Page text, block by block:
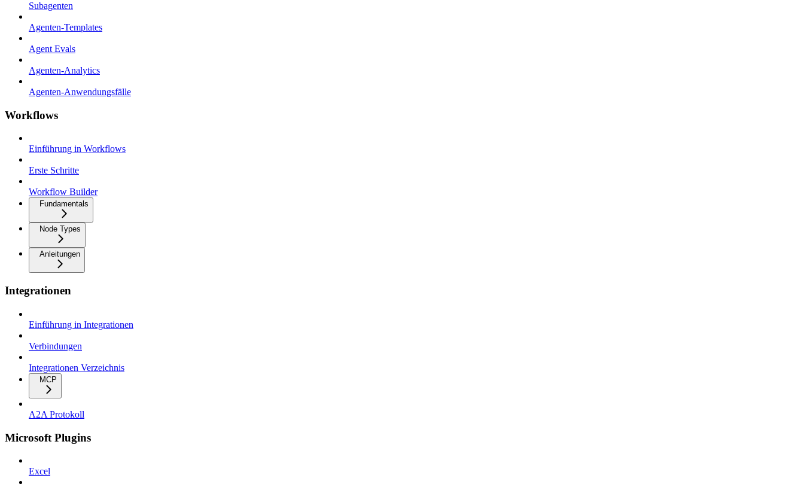
Subagenten
Agenten-Templates
Agent Evals
Agenten-Analytics
Agenten-Anwendungsfälle
Workflows
Einführung in Workflows
Erste Schritte
Workflow Builder
Fundamentals
Node Types
Anleitungen
Integrationen
Einführung in Integrationen
Verbindungen
Integrationen Verzeichnis
MCP
A2A Protokoll
Microsoft Plugins
Excel